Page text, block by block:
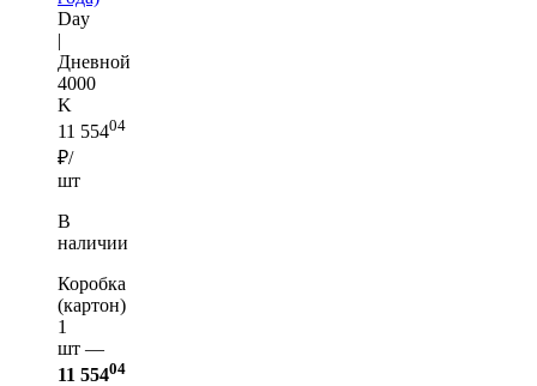
Day
|
Дневной
4000
K
11 55404
₽/
шт
В
наличии
Коробка
(картон)
1
шт —
11 55404